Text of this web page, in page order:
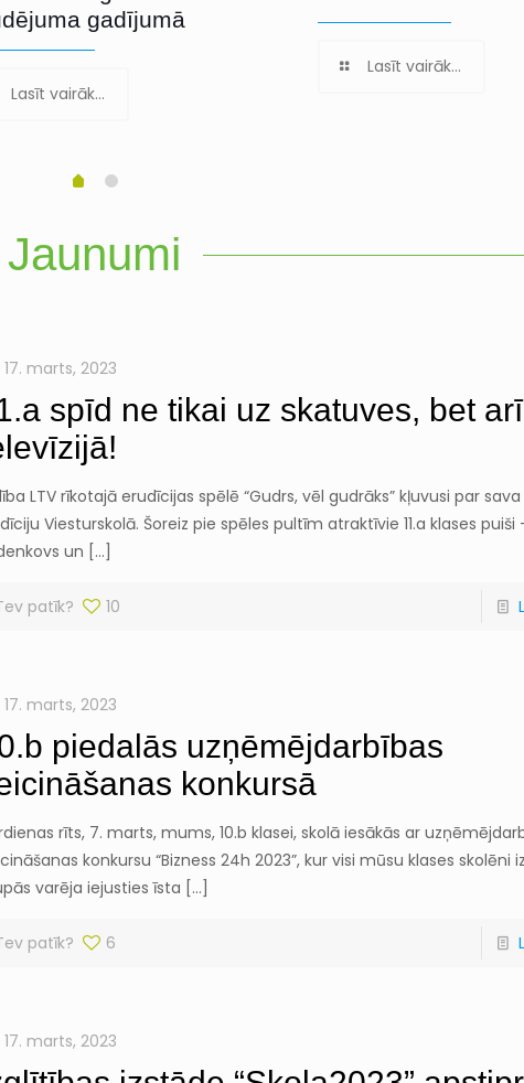
gadījumā
Lasīt vairāk...
Lasīt vairāk...
Jaunumi
17. marts, 2023
spīd ne tikai uz skatuves, bet arī
LTV rīkotajā erudīcijas spēlē “Gudrs, vēl gudrāks” kļuvusi par
Viesturskolā. Šoreiz pie spēles pultīm atraktīvie 11.a klases puiši
un […]
patīk? 10
17. marts, 2023
piedalās uzņēmējdarbības
konkursā
rīts, 7. marts, mums, 10.b klasei, skolā iesākās ar
konkursu “Bizness 24h 2023”, kur visi mūsu klases skolēni
varēja iejusties īsta […]
patīk? 6
17. marts, 2023